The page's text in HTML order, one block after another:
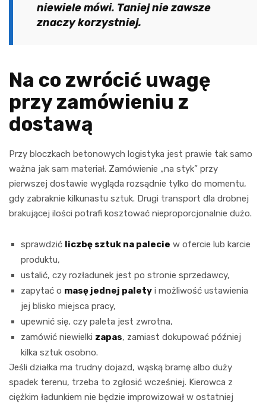
niewiele mówi. Taniej nie zawsze
znaczy korzystniej.
Na co zwrócić uwagę
przy zamówieniu z
dostawą
Przy bloczkach betonowych logistyka jest prawie tak samo
ważna jak sam materiał. Zamówienie „na styk” przy
pierwszej dostawie wygląda rozsądnie tylko do momentu,
gdy zabraknie kilkunastu sztuk. Drugi transport dla drobnej
brakującej ilości potrafi kosztować nieproporcjonalnie dużo.
sprawdzić liczbę sztuk na palecie w ofercie lub karcie
produktu,
ustalić, czy rozładunek jest po stronie sprzedawcy,
zapytać o masę jednej palety i możliwość ustawienia
jej blisko miejsca pracy,
upewnić się, czy paleta jest zwrotna,
zamówić niewielki zapas, zamiast dokupować później
kilka sztuk osobno.
Jeśli działka ma trudny dojazd, wąską bramę albo duży
spadek terenu, trzeba to zgłosić wcześniej. Kierowca z
ciężkim ładunkiem nie będzie improwizował w ostatniej